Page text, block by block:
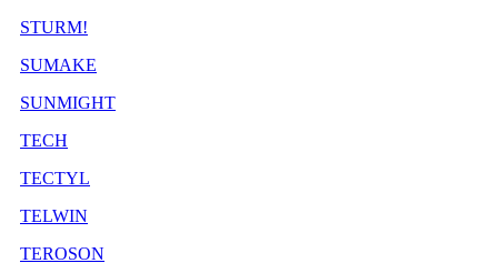
STURM!
SUMAKE
SUNMIGHT
TECH
TECTYL
TELWIN
TEROSON